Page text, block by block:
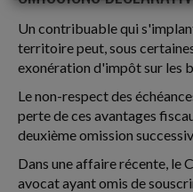
Un contribuable qui
territoire peut, sous
exonération d'impôt sur les
Le non-respect des
perte de ces avantages
deuxième omission
Dans une affaire récente, le
avocat ayant omis de